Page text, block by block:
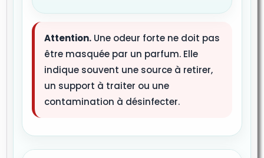
Attention. Une odeur forte ne doit pas
être masquée par un parfum. Elle
indique souvent une source à retirer,
un support à traiter ou une
contamination à désinfecter.